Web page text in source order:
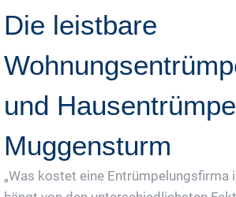
Die leistbare
und
Muggensturm
„Was kostet eine Entrümpelungsfirma